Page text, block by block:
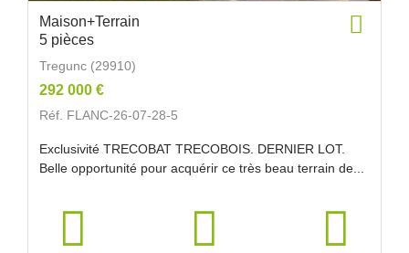
Maison+Terrain
5 pièces
Tregunc (29910)
292 000 €
Réf. FLANC-26-07-28-5
Exclusivité TRECOBAT TRECOBOIS. DERNIER LOT.
Belle opportunité pour acquérir ce très beau terrain de...